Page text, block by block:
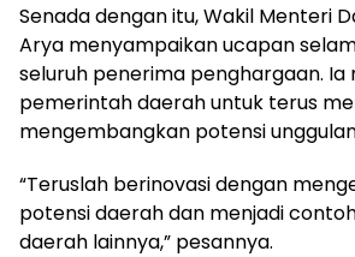
Senada dengan itu, Wakil Menteri
Arya menyampaikan ucapan
seluruh penerima penghargaan. Ia
pemerintah daerah untuk terus
mengembangkan potensi
“Teruslah berinovasi dengan
potensi daerah dan menjadi
daerah lainnya,” pesannya.